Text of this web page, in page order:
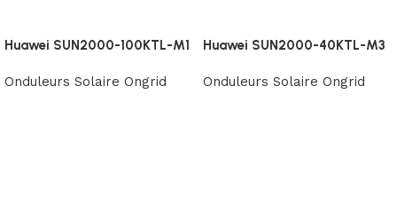
Huawei SUN2000-100KTL-M1
Onduleurs Solaire Ongrid
Huawei SUN2000-40KTL-M3
Onduleurs Solaire Ongrid